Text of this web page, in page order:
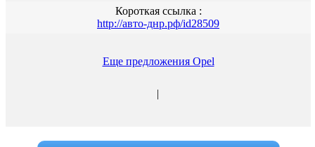
Короткая ссылка :
http://авто-днр.рф/id28509
Еще предложения Opel
|